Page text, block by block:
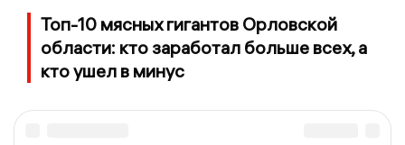
Топ-10 мясных гигантов Орловской
области: кто заработал больше всех, а
кто ушел в минус